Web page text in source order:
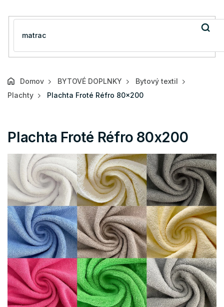
Domov BYTOVÉ DOPLNKY
Bytový textil
Plachty
Plachta Froté Réfro 80x200
Plachta Froté Réfro 80x200